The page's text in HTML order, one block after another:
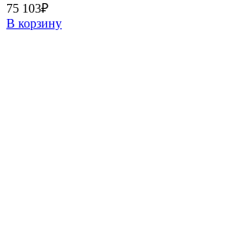
75 103₽
В корзину